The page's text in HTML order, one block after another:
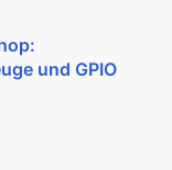
und GPIO